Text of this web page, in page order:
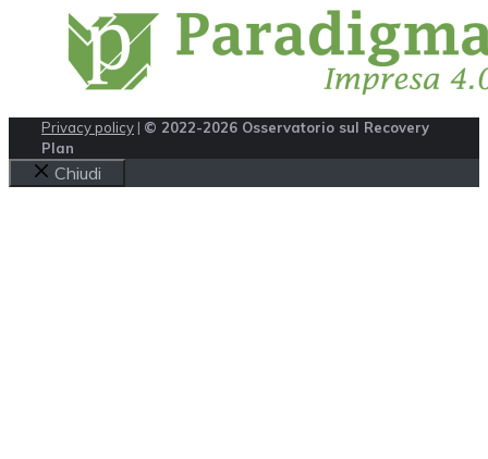
Privacy policy | © 2022-2026 Osservatorio sul Recovery
Plan
Chiudi